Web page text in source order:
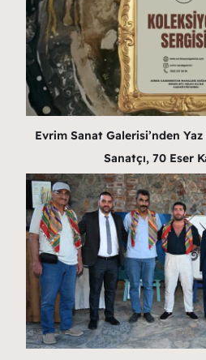
Evrim Sanat Galerisi’nden
Sanatçı, 70 Eser